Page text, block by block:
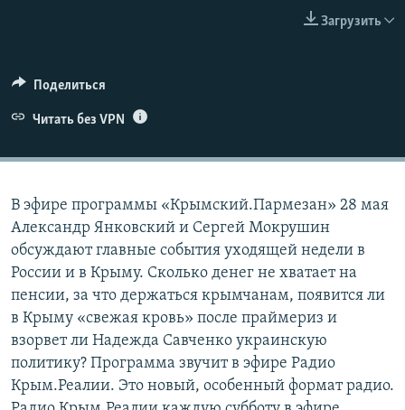
ELIFBE
УКРАИНСКАЯ ПРОБЛЕМА КРЫМА
Загрузить
Поделиться
Читать без VPN
В эфире программы «Крымский.Пармезан» 28 мая
Александр Янковский и Сергей Мокрушин
обсуждают главные события уходящей недели в
России и в Крыму. Сколько денег не хватает на
пенсии, за что держаться крымчанам, появится ли
в Крыму «свежая кровь» после праймериз и
взорвет ли Надежда Савченко украинскую
политику? Программа звучит в эфире Радио
Крым.Реалии. Это новый, особенный формат радио.